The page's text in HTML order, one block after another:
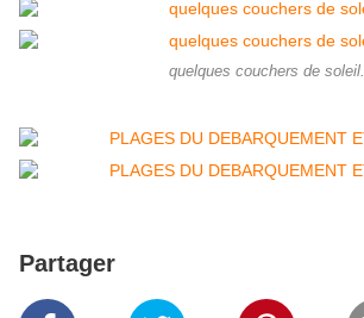
quelques couchers de soleil.
Partager